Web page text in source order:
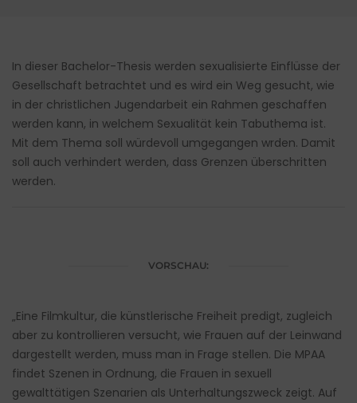
In dieser Bachelor-Thesis werden sexualisierte Einflüsse der
Gesellschaft betrachtet und es wird ein Weg gesucht, wie
in der christlichen Jugendarbeit ein Rahmen geschaffen
werden kann, in welchem Sexualität kein Tabuthema ist.
Mit dem Thema soll würdevoll umgegangen wrden. Damit
soll auch verhindert werden, dass Grenzen überschritten
werden.
VORSCHAU:
„Eine Filmkultur, die künstlerische Freiheit predigt, zugleich
aber zu kontrollieren versucht, wie Frauen auf der Leinwand
dargestellt werden, muss man in Frage stellen. Die MPAA
findet Szenen in Ordnung, die Frauen in sexuell
gewalttätigen Szenarien als Unterhaltungszweck zeigt. Auf